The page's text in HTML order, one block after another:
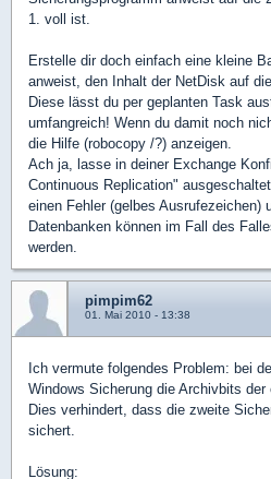
1. voll ist.
Erstelle dir doch einfach eine kleine
anweist, den Inhalt der NetDisk auf
Diese lässt du per geplanten Task
umfangreich! Wenn du damit noch
die Hilfe (robocopy /?) anzeigen.
Ach ja, lasse in deiner Exchange
Continuous Replication"
einen Fehler (gelbes Ausrufezeichen)
Datenbanken können im Fall des
werden.
pimpim62
01. Mai 2010 - 13:38
Ich vermute folgendes Problem: bei
Windows Sicherung die Archivbits der
Dies verhindert, dass die zweite
sichert.
Lösung: